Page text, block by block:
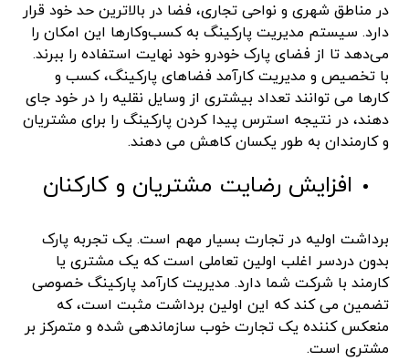
در مناطق شهری و نواحی تجاری، فضا در بالاترین حد خود قرار
دارد. سیستم مدیریت پارکینگ به کسب‌وکارها این امکان را
می‌دهد تا از فضای پارک خودرو خود نهایت استفاده را ببرند.
با تخصیص و مدیریت کارآمد فضاهای پارکینگ، کسب و
کارها می توانند تعداد بیشتری از وسایل نقلیه را در خود جای
دهند، در نتیجه استرس پیدا کردن پارکینگ را برای مشتریان
و کارمندان به طور یکسان کاهش می دهند.
افزایش رضایت مشتریان و کارکنان
برداشت اولیه در تجارت بسیار مهم است. یک تجربه پارک
بدون دردسر اغلب اولین تعاملی است که یک مشتری یا
کارمند با شرکت شما دارد. مدیریت کارآمد پارکینگ خصوصی
تضمین می کند که این اولین برداشت مثبت است، که
منعکس کننده یک تجارت خوب سازماندهی شده و متمرکز بر
مشتری است.